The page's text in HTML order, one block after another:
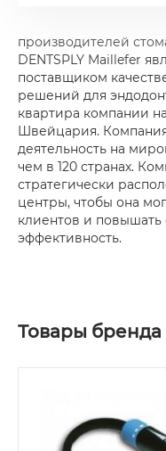
производителей
DENTSPLY Maillefer
поставщиком
решений для
квартира компании
Швейцария.
деятельность на
чем в 120 странах.
стратегически
центры, чтобы она
клиентов и
эффективность.
Товары бренда